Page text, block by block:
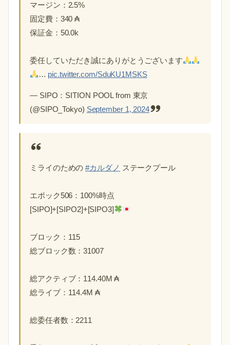
マージン：2.5%
固定費：340 ₳
保証金：50.0k
委任していただき誠にありがとうございます
… pic.twitter.com/SduKU1MSKS
— SIPO：SITION POOL from 東京
(@SIPO_Tokyo) September 1, 2024
ミライのための#カルダノ ステークプール
エポック506：100%時点
[SIPO]+[SIPO2]+[SIPO3]
ブロック：115
総ブロック数：31007
総アクティブ：114.40M ₳
総ライブ：114.4M ₳
総委任者数：2211